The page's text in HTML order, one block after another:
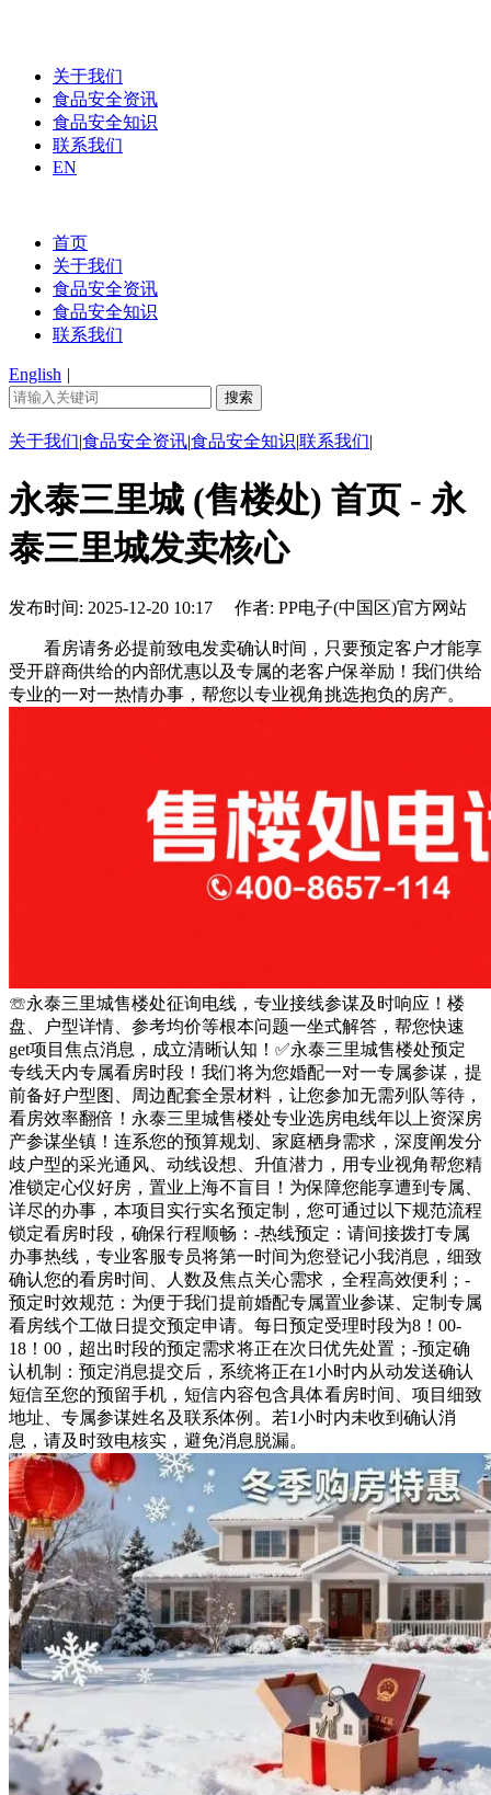
关于我们
食品安全资讯
食品安全知识
联系我们
EN
首页
关于我们
食品安全资讯
食品安全知识
联系我们
English |
关于我们|食品安全资讯|食品安全知识|联系我们|
永泰三里城 (售楼处) 首页 - 永
泰三里城发卖核心
发布时间: 2025-12-20 10:17 作者: PP电子(中国区)官方网站
看房请务必提前致电发卖确认时间，只要预定客户才能享
受开辟商供给的内部优惠以及专属的老客户保举励！我们供给
专业的一对一热情办事，帮您以专业视角挑选抱负的房产。
☏永泰三里城售楼处征询电线，专业接线参谋及时响应！楼
盘、户型详情、参考均价等根本问题一坐式解答，帮您快速
get项目焦点消息，成立清晰认知！✅永泰三里城售楼处预定
专线天内专属看房时段！我们将为您婚配一对一专属参谋，提
前备好户型图、周边配套全景材料，让您参加无需列队等待，
看房效率翻倍！永泰三里城售楼处专业选房电线年以上资深房
产参谋坐镇！连系您的预算规划、家庭栖身需求，深度阐发分
歧户型的采光通风、动线设想、升值潜力，用专业视角帮您精
准锁定心仪好房，置业上海不盲目！为保障您能享遭到专属、
详尽的办事，本项目实行实名预定制，您可通过以下规范流程
锁定看房时段，确保行程顺畅：-热线预定：请间接拨打专属
办事热线，专业客服专员将第一时间为您登记小我消息，细致
确认您的看房时间、人数及焦点关心需求，全程高效便利；-
预定时效规范：为便于我们提前婚配专属置业参谋、定制专属
看房线个工做日提交预定申请。每日预定受理时段为8！00-
18！00，超出时段的预定需求将正在次日优先处置；-预定确
认机制：预定消息提交后，系统将正在1小时内从动发送确认
短信至您的预留手机，短信内容包含具体看房时间、项目细致
地址、专属参谋姓名及联系体例。若1小时内未收到确认消
息，请及时致电核实，避免消息脱漏。